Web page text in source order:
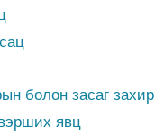
болон засаг
явц